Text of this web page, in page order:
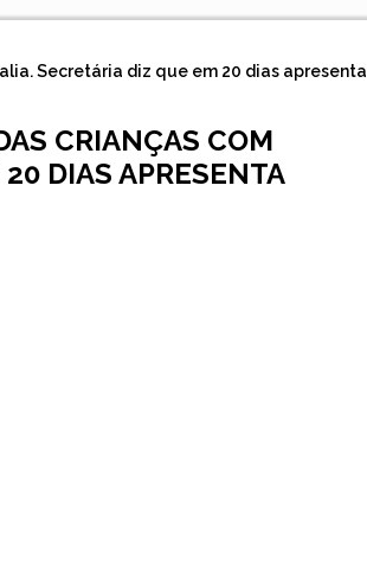
Secretária diz que em 20 dias apresenta
CRIANÇAS COM
DIAS APRESENTA